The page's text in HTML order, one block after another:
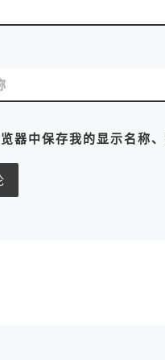
器中保存我的显示名称